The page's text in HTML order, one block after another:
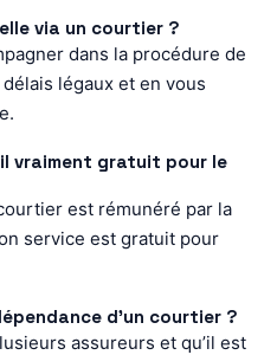
via un courtier ?
dans la procédure de
légaux et en vous
vraiment gratuit pour le
est rémunéré par la
service est gratuit pour
d’un courtier ?
assureurs et qu’il est